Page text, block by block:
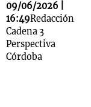
09/06/2026 |
16:49Redacción
Cadena 3
Perspectiva
Córdoba